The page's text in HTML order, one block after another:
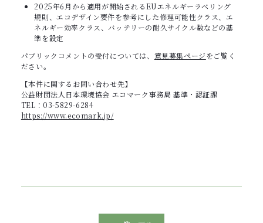
2025年6月から適用が開始されるEUエネルギーラベリング
規則、エコデザイン要件を参考にした修理可能性クラス、エ
ネルギー効率クラス、バッテリーの耐久サイクル数などの基
準を設定
パブリックコメントの受付については、 意見募集ページをご覧く
ださい。
【本件に関するお問い合わせ先】
公益財団法人日本環境協会 エコマーク事務局 基準・認証課
TEL：03-5829-6284
https://www.ecomark.jp/